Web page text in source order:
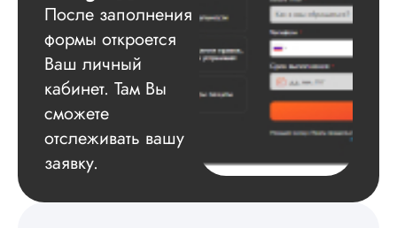
Автору огромное
спасибо за
сам подобрал
литературу,
оформил и провел
подробное
экспериментов,
провел. Спасибо
содействие, буду и
дальше заказывать
После заполнения
формы откроется
Ваш личный
кабинет. Там Вы
сможете
отслеживать вашу
заявку.